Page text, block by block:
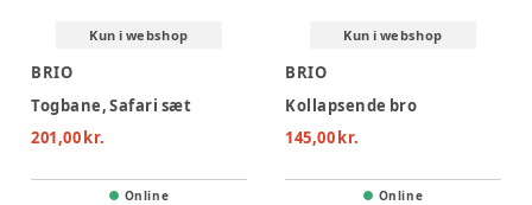
Kun i webshop
BRIO
Togbane, Safari sæt
201,00 kr.
Online
Kun i webshop
BRIO
Kollapsende bro
145,00 kr.
Online